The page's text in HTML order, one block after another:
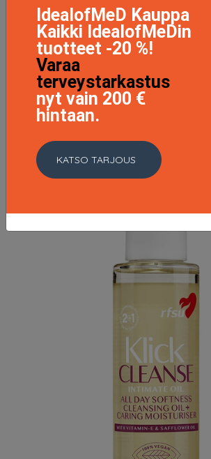
Klick Supreme Glide, 40 ml RFSU
10.9 EUR
IdealofMeD Kauppa
Kaikki IdealofMeDin
tuotteet -20 %!
Varaa
terveystarkastus
nyt vain 200 €
hintaan.
KATSO TARJOUS